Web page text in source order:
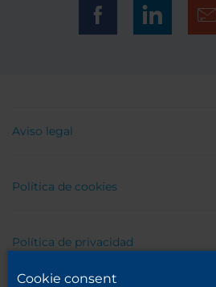
Aviso legal
Política de cookies
Política de privacidad
Cookie consent